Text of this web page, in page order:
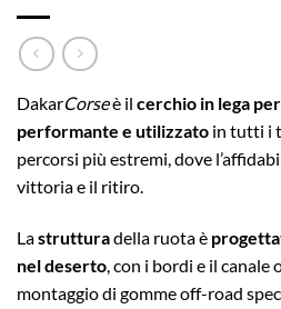
DakarCorseè il cerchio in lega
performante e utilizzato in tutti i
percorsi più estremi, dove
vittoria e il ritiro.
Lastrutturadella ruota è
nel deserto, con i bordi e il
montaggio di gomme off-road